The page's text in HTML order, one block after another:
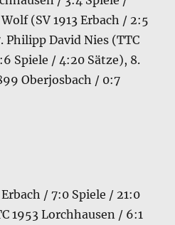
(SV 1913 Erbach / 2:5
Philipp David Nies (TTC
Spiele / 4:20 Sätze), 8.
Oberjosbach / 0:7
Erbach / 7:0 Spiele / 21:0
1953 Lorchhausen / 6:1